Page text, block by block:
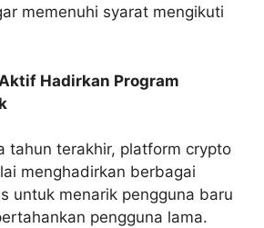
memenuhi syarat mengikuti
Hadirkan Program
tahun terakhir, platform crypto
menghadirkan berbagai
untuk menarik pengguna baru
pengguna lama.